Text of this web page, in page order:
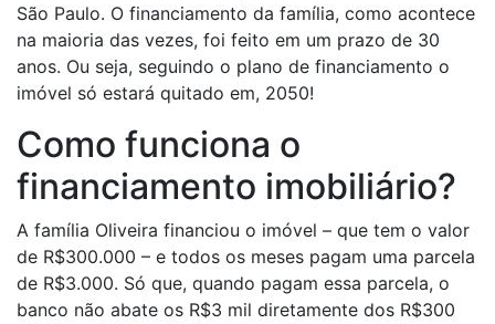
São Paulo. O financiamento da família, como acontece
na maioria das vezes, foi feito em um prazo de 30
anos. Ou seja, seguindo o plano de financiamento o
imóvel só estará quitado em, 2050!
Como funciona o
financiamento imobiliário?
A família Oliveira financiou o imóvel – que tem o valor
de R$300.000 – e todos os meses pagam uma parcela
de R$3.000. Só que, quando pagam essa parcela, o
banco não abate os R$3 mil diretamente dos R$300